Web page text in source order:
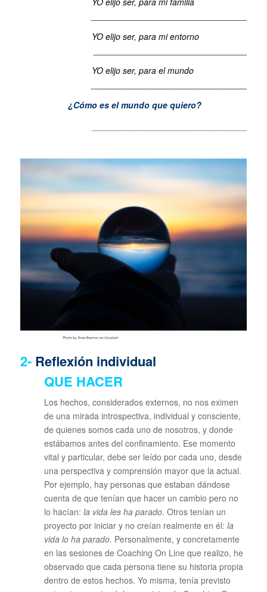
YO elijo ser, para mi entorno
YO elijo ser, para el mundo
¿Cómo es el mundo que quiero?
2- Reflexión individual
QUE HACER
Los hechos, considerados externos, no nos eximen
de una mirada introspectiva, individual y consciente,
de quienes somos cada uno de nosotros, y donde
estábamos antes del confinamiento. Ese momento
vital y particular, debe ser leído por cada uno, desde
una perspectiva y comprensión mayor que la actual.
Por ejemplo, hay personas que estaban dándose
cuenta de que tenían que hacer un cambio pero no
lo hacían: la vida les ha parado. Otros tenían un
proyecto por iniciar y no creían realmente en él: la
vida lo ha parado. Personalmente, y concretamente
en las sesiones de Coaching On Line que realizo, he
observado que cada persona tiene su historia propia
dentro de estos hechos. Yo misma, tenía previsto